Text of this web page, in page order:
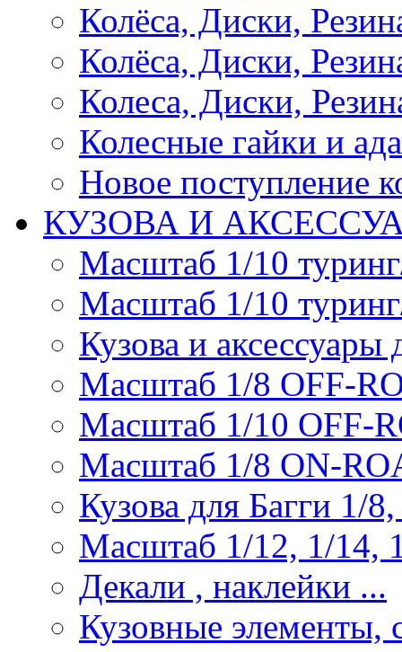
Колёса, Диски,
Колёса, Диски,
Колеса, Диски,
Колесные гайки и
Новое поступление
КУЗОВА И
Масштаб 1/10
Масштаб 1/10
Кузова и
Масштаб 1/8 OFF-
Масштаб 1/10 OFF-
Масштаб 1/8 ON-
Кузова для Багги 1/
Масштаб 1/12, 1/14,
Декали , наклейки ...
Кузовные элементы,